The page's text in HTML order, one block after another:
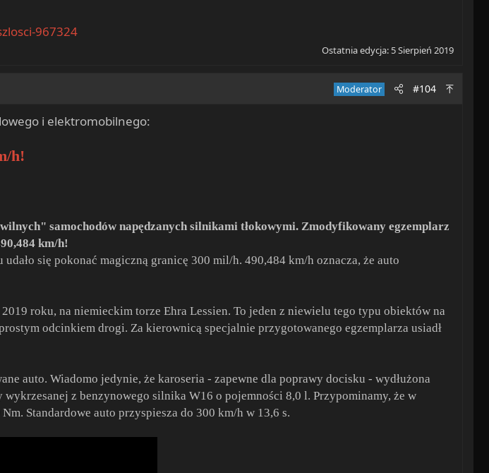
967324
Ostatnia edycja: 5 Sierpień 2019
Moderator #104
i elektromobilnego:
h!
samochodów napędzanych silnikami tłokowymi. Zmodyfikowany egzemplarz
km/h!
się pokonać magiczną granicę 300 mil/h. 490,484 km/h oznacza, że auto
roku, na niemieckim torze Ehra Lessien. To jeden z niewielu tego typu obiektów na
odcinkiem drogi. Za kierownicą specjalnie przygotowanego egzemplarza usiadł
auto. Wiadomo jedynie, że karoseria - zapewne dla poprawy docisku - wydłużona
wykrzesanej z benzynowego silnika W16 o pojemności 8,0 l. Przypominamy, że w
Standardowe auto przyspiesza do 300 km/h w 13,6 s.